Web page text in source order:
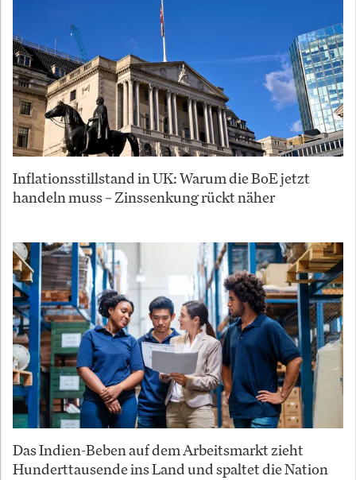
Inflationsstillstand in UK: Warum die BoE jetzt
handeln muss – Zinssenkung rückt näher
Das Indien-Beben auf dem Arbeitsmarkt zieht
Hunderttausende ins Land und spaltet die Nation